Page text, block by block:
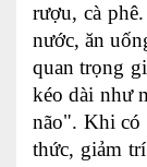
rượu, cà
nước, ăn
quan trọng
kéo dài như
não". Khi có
thức, giảm